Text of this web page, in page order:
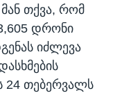
თქვა, რომ
დრონი
იძლევა
24 თებერვალს